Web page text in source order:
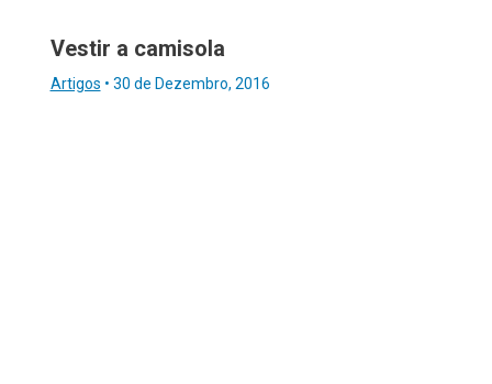
Vestir a camisola
Artigos • 30 de Dezembro, 2016